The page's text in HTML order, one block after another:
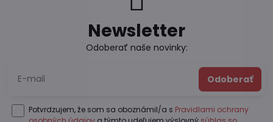
Newsletter
Odoberať naše novinky:
Odoberať
Potvrdzujem, že som sa oboznámil/a s Pravidlami ochrany